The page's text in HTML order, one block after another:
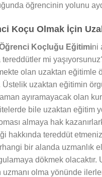
öğrencinin yolunu
Koçu Olmak İçin
Koçluğu Eğitimini
mi
olan uzaktan eğitimle
Üstelik uzaktan eğitimin
ayıramayacak olan
bile uzaktan
almaya hak
hakkında tereddüt
bir alanda uzmanlık
dökmek olacaktır.
olma yönünde